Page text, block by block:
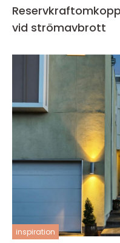
Reservkraftomkopplare så skapas
vid strömavbrott
inspiration